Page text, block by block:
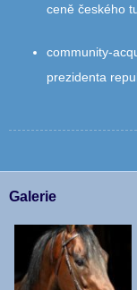
ceně českého
prezidenta
Galerie